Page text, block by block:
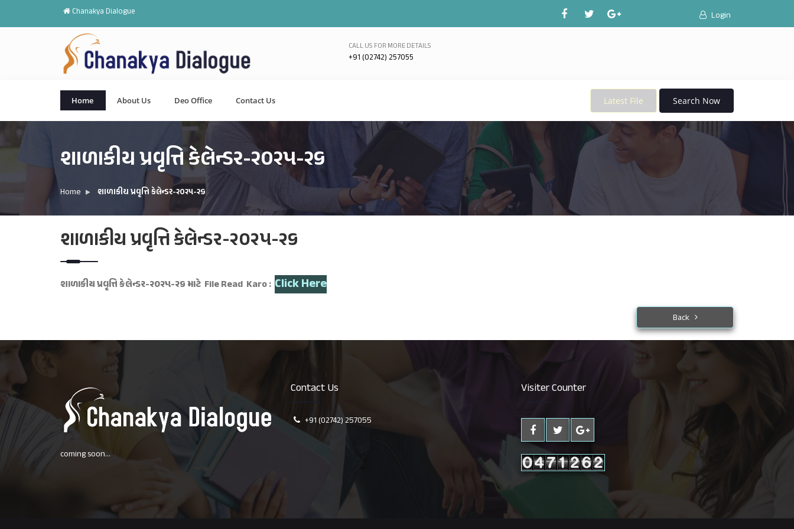
Chanakya Dialogue Login
CALL US FOR MORE DETAILS
+91 (02742) 257055
Home About Us Deo Office Contact Us Latest File Search Now
શાળાકીય પ્રવૃત્તિ કેલેન્ડર-૨૦૨૫-૨૬
Home શાળાકીય પ્રવૃત્તિ કેલેન્ડર-૨૦૨૫-૨૬
શાળાકીય પ્રવૃત્તિ કેલેન્ડર-૨૦૨૫-૨૬
શાળાકીય પ્રવૃત્તિ કેલેન્ડર-૨૦૨૫-૨૬ માટે File Read Karo : Click Here
Back
coming soon...
Contact Us
+91 (02742) 257055
Visiter Counter